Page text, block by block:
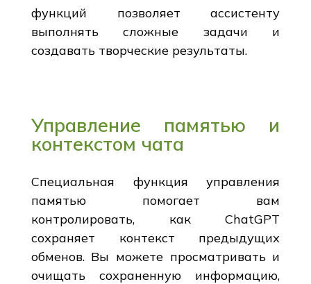
функций позволяет ассистенту
выполнять сложные задачи и
создавать творческие результаты.
Управление памятью и
контекстом чата
Специальная функция управления
памятью помогает вам
контролировать, как ChatGPT
сохраняет контекст предыдущих
обменов. Вы можете просматривать и
очищать сохраненную информацию,